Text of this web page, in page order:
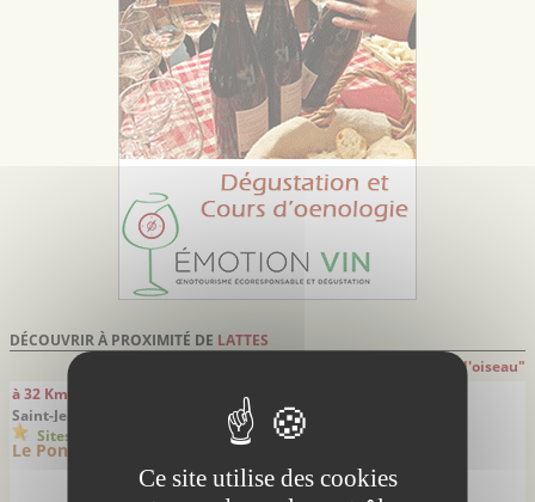
DÉCOUVRIR À PROXIMITÉ DE LATTES
Attention: distances indiquées à "Vol d'oiseau"
à 32 Km
Saint-Jean-de-Fos - Hérault
Sites remarquables
Le Pont du Diable
Saint-Jean-de-Fos - Hérault
Sites remarquables
Ce site utilise des cookies